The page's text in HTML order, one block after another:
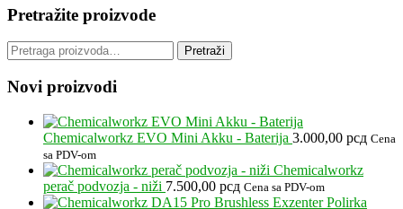
Pretražite proizvode
Pretraga
za:
Pretraži
Novi proizvodi
Chemicalworkz EVO Mini Akku - Baterija 3.000,00 рсд Cena
sa PDV-om
Chemicalworkz
perač podvozja - niži 7.500,00 рсд Cena sa PDV-om